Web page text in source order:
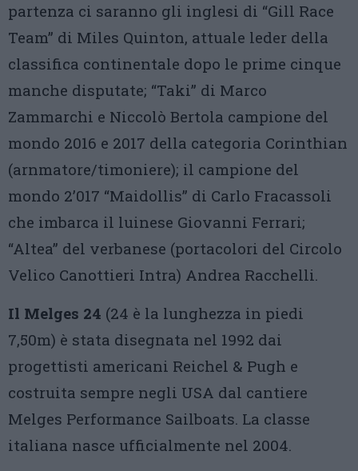
partenza ci saranno gli inglesi di “Gill Race
Team” di Miles Quinton, attuale leder della
classifica continentale dopo le prime cinque
manche disputate; “Taki” di Marco
Zammarchi e Niccolò Bertola campione del
mondo 2016 e 2017 della categoria Corinthian
(arnmatore/timoniere); il campione del
mondo 2’017 “Maidollis” di Carlo Fracassoli
che imbarca il luinese Giovanni Ferrari;
“Altea” del verbanese (portacolori del Circolo
Velico Canottieri Intra) Andrea Racchelli.
Il Melges 24 (24 è la lunghezza in piedi
7,50m) è stata disegnata nel 1992 dai
progettisti americani Reichel & Pugh e
costruita sempre negli USA dal cantiere
Melges Performance Sailboats. La classe
italiana nasce ufficialmente nel 2004.